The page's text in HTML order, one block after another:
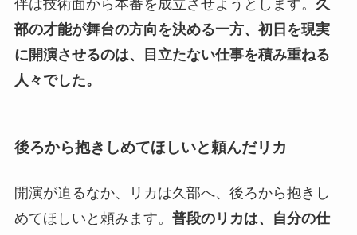
伴は技術面から本番を成立させようとします。 久
部の才能が舞台の方向を決める一方、初日を現実
に開演させるのは、目立たない仕事を積み重ねる
人々でした。
後ろから抱きしめてほしいと頼んだリカ
開演が迫るなか、リカは久部へ、後ろから抱きし
めてほしいと頼みます。 普段のリカは、自分の仕